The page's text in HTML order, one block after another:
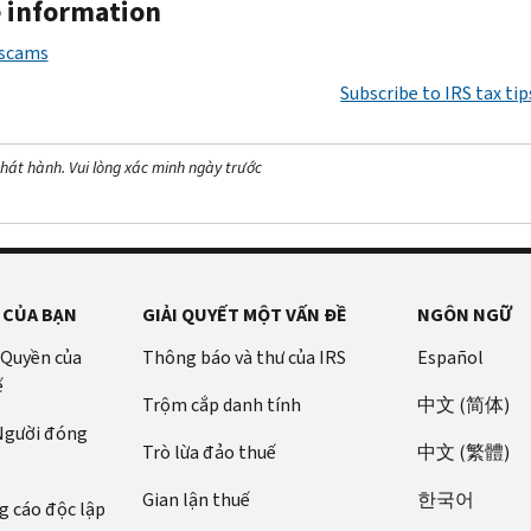
information
Subscribe to IRS tax
hành. Vui lòng xác minh ngày trước
BẠN
của
đóng
cáo độc lập
GIẢI QUYẾT MỘT VẤN ĐỀ
Thông báo và thư của IRS
Trộm cắp danh tính
Trò lừa đảo thuế
Gian lận thuế
NGÔN NGỮ
Español
中文 (简体)
中文 (繁體)
한국어